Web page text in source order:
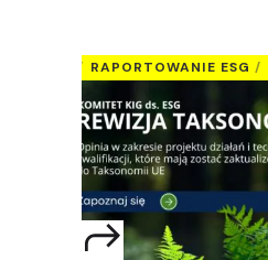
RAPORTOWANIE ESG